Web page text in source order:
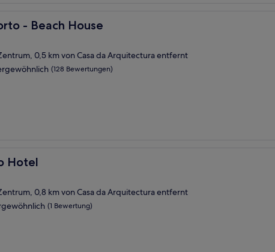
- Beach House
- Beach House
0,5 km von Casa da Arquitectura entfernt
(128 Bewertungen)
Hotel
0,8 km von Casa da Arquitectura entfernt
(1 Bewertung)